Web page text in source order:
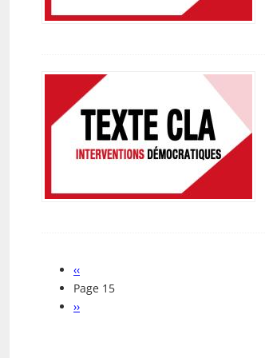
Pagination
Page
précédente
‹‹
Page 15
Page
››